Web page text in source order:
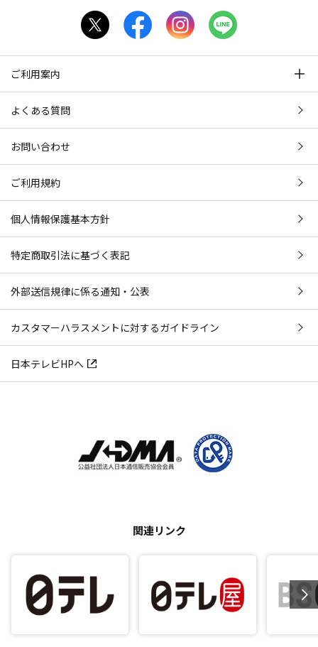
ご利用案内
よくある質問
お問い合わせ
ご利用規約
個人情報保護基本方針
特定商取引法に基づく表記
外部送信規律に係る通知・公表
カスタマーハラスメントに対するガイドライン
日本テレビHPへ
関連リンク